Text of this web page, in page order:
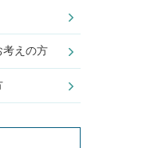
考えの方